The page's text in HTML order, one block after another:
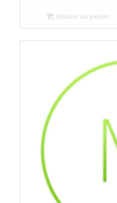
Ajouter au panier